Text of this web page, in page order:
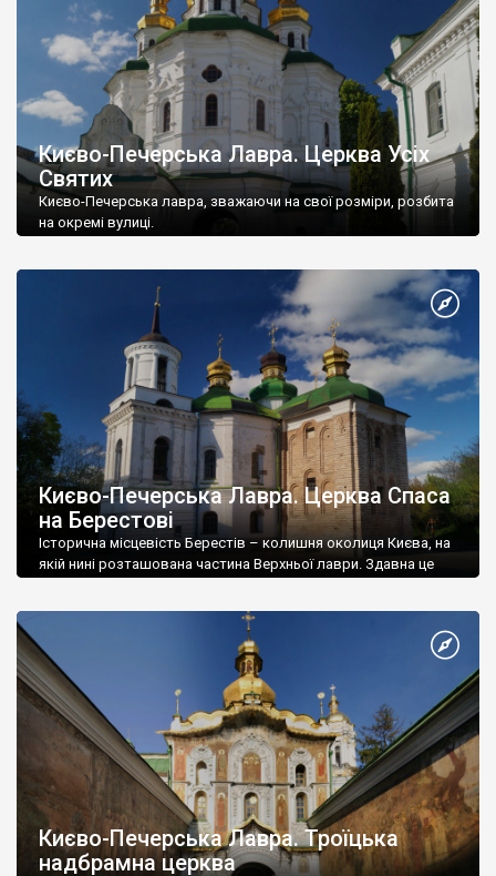
Києво-Печерська Лавра. Церква Усіх
Святих
Києво-Печерська лавра, зважаючи на свої розміри, розбита
на окремі вулиці.
Києво-Печерська Лавра. Церква Спаса
на Берестові
Історична місцевість Берестів – колишня околиця Києва, на
якій нині розташована частина Верхньої лаври. Здавна це
Києво-Печерська Лавра. Троїцька
надбрамна церква